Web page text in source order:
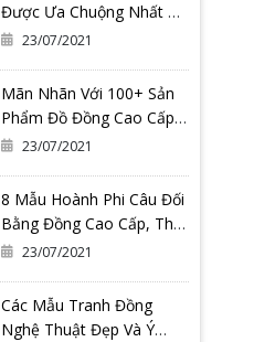
Được Ưa Chuộng Nhất Có
Thể Bạn Đang Cần
23/07/2021
Mãn Nhãn Với 100+ Sản
Phẩm Đồ Đồng Cao Cấp
Tại Đồ Đồng Quang
23/07/2021
8 Mẫu Hoành Phi Câu Đối
Bằng Đồng Cao Cấp, Thờ
Gia Tiên
23/07/2021
Các Mẫu Tranh Đồng
Nghệ Thuật Đẹp Và Ý